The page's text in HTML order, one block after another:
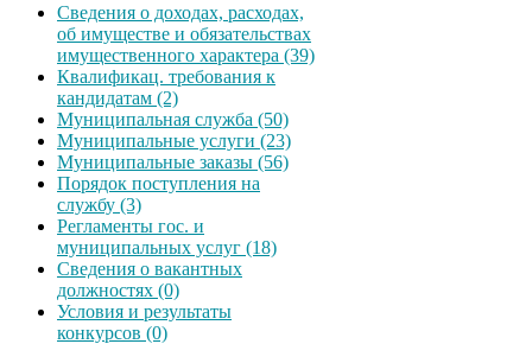
Сведения о доходах, расходах,
об имуществе и обязательствах
имущественного характера (39)
Квалификац. требования к
кандидатам (2)
Муниципальная служба (50)
Муниципальные услуги (23)
Муниципальные заказы (56)
Порядок поступления на
службу (3)
Регламенты гос. и
муниципальных услуг (18)
Сведения о вакантных
должностях (0)
Условия и результаты
конкурсов (0)